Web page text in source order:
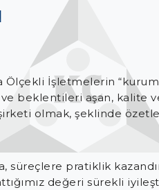
İşletmelerin
ve beklentileri aşan, kalite
olmak, şeklinde
süreçlere pratiklik
değeri sürekli